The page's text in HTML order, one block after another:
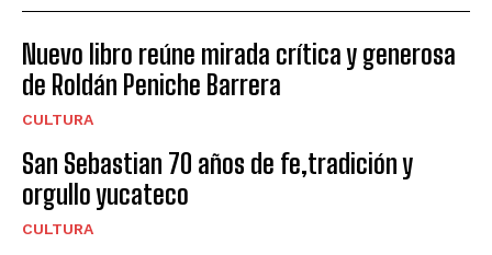
Nuevo libro reúne mirada crítica y generosa
de Roldán Peniche Barrera
CULTURA
San Sebastian 70 años de fe,tradición y
orgullo yucateco
CULTURA